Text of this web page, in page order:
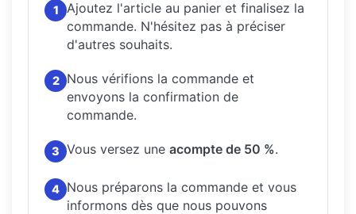
1
Ajoutez l'article au panier et finalisez la
commande. N'hésitez pas à préciser
d'autres souhaits.
2
Nous vérifions la commande et
envoyons la confirmation de
commande.
3 Vous versez une acompte de 50 %.
4 Nous préparons la commande et vous
informons dès que nous pouvons